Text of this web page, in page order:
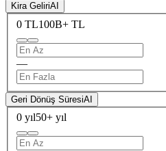
Kira GeliriAI
0 TL100B+ TL
—
Geri Dönüş SüresiAI
0 yıl50+ yıl